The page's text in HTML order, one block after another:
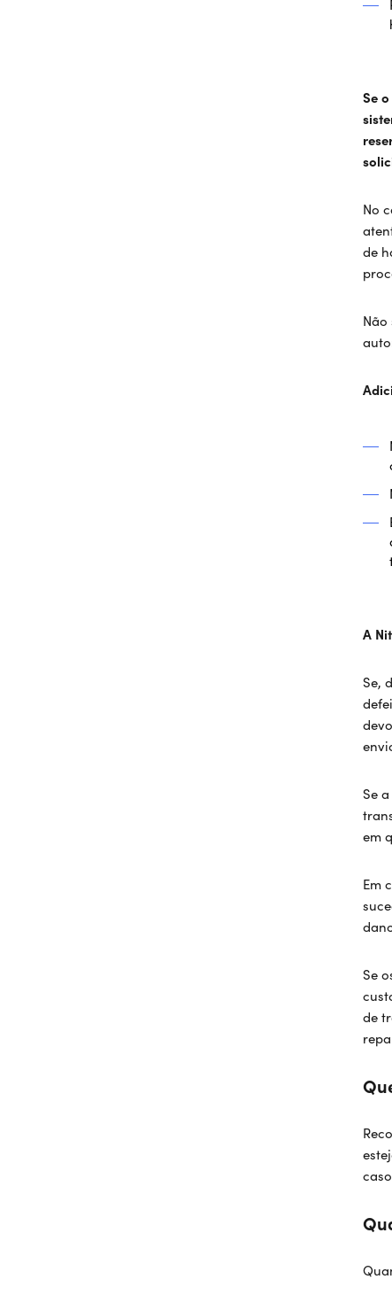
Se
No
de
A
Se,
Se
em
Em
Se
de